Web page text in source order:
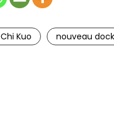
Kuo nouveau dock